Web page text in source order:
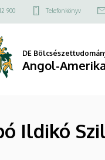
900 Telefonkönyv
DE
Angol-
Ildikó